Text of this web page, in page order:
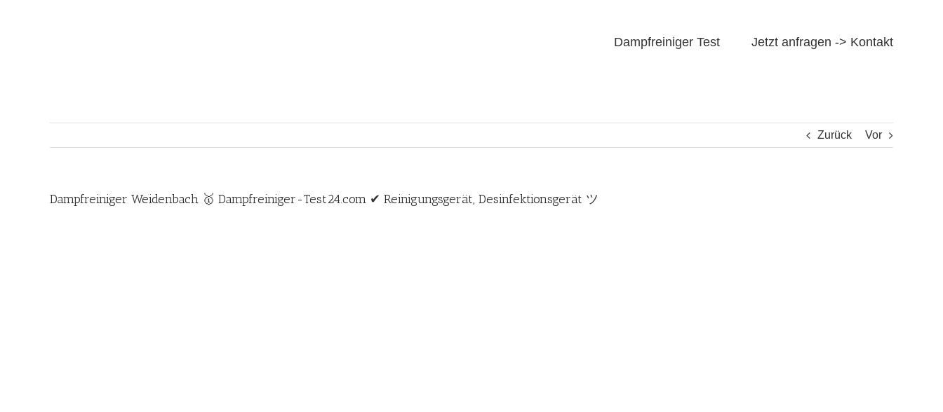
Dampfreiniger Test Jetzt anfragen -> Kontakt
Zurück Vor
Dampfreiniger Weidenbach 🥇 Dampfreiniger-Test24.com ✔ Reinigungsgerät, Desinfektionsgerät ツ